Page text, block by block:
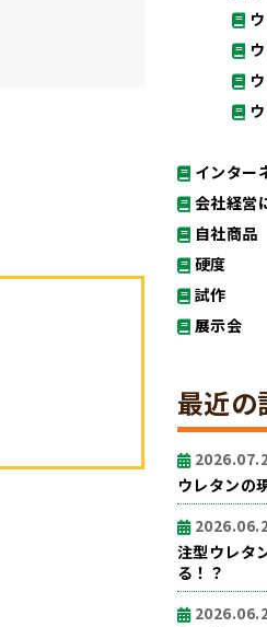
インター
会社経営
自社商品
硬度
試作
展示会
最近の
ウレタンの
注型ウレタ
る！？